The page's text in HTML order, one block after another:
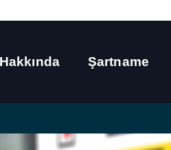
Şartname